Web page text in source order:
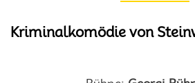
Kriminalkomödie von